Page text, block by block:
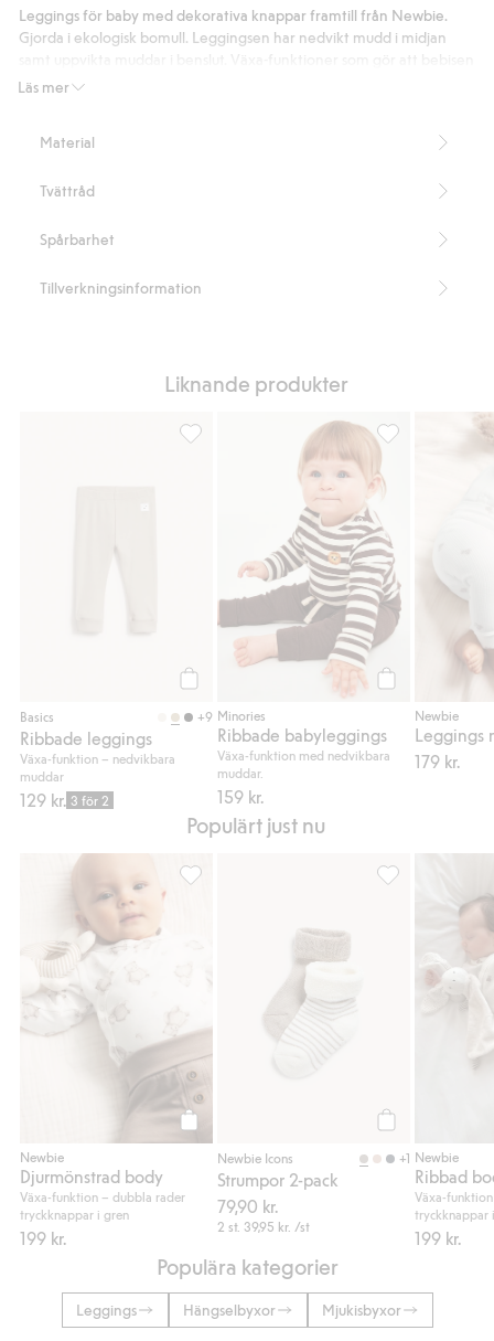
Läs mer
Leggings för baby med dekorativa knappar framtill från Newbie.
Gjorda i ekologisk bomull. Leggingsen har nedvikt mudd i midjan
ska kunna växa med plagget men ändå kunna behålla samma plagg
Artikelnummer
Material
Tvättråd
Spårbarhet
Tillverkningsinformation
Liknande produkter
Basics +9
Ribbade leggings
Växa-funktion – nedvikbara
muddar
129 kr. 3 för 2
Ribbade leggings, Lägg till i favoriter
Minories
Ribbade babyleggings
Växa-funktion med nedvikbara
muddar.
159 kr.
Ribbade
Newbie
179 kr.
Populärt just nu
Köp
Newbie
Djurmönstrad body
Växa-funktion – dubbla rader
tryckknappar i gren
199 kr.
Newbie Icons +1
Strumpor 2-pack
79,90 kr.
2 st. 39,95 kr. /st
Strumpor 2-
Newbie
Växa-
tryckknappar
199 kr.
Populära kategorier
Leggings Hängselbyxor Mjukisbyxor